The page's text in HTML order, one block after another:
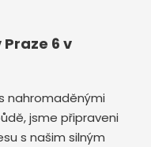
6 v
nahromaděnými
jsme připraveni
s našim silným